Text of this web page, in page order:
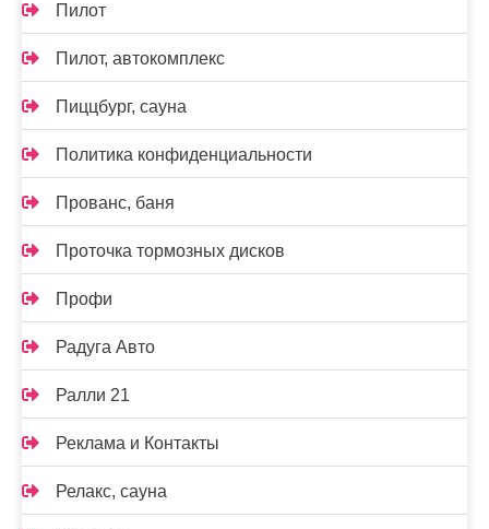
Пилот
Пилот, автокомплекс
Пиццбург, сауна
Политика конфиденциальности
Прованс, баня
Проточка тормозных дисков
Профи
Радуга Авто
Ралли 21
Реклама и Контакты
Релакс, сауна